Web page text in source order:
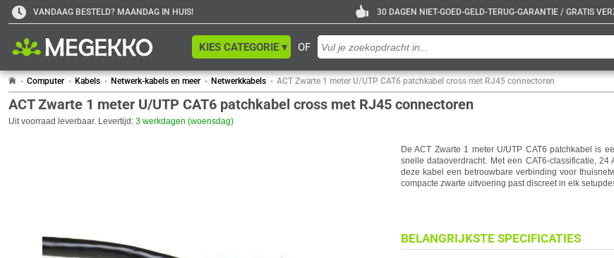
VANDAAG BESTELD? MAANDAG IN HUIS! 30 DAGEN NIET-GOED-GELD-TERUG-GARANTIE / GRATIS
OF
KIES CATEGORIE ▾
Computer Kabels Netwerk-kabels en meer Netwerkkabels ACT Zwarte 1 meter U/UTP CAT6 patchkabel cross met RJ45 connectoren
ACT Zwarte 1 meter U/UTP CAT6 patchkabel cross met RJ45 connectoren
Uit voorraad leverbaar. Levertijd: 3 werkdagen (woensdag)
De ACT Zwarte 1 meter U/UTP CAT6 patchkabel is
snelle dataoverdracht. Met een CAT6-classificatie,
deze kabel een betrouwbare verbinding voor
compacte zwarte uitvoering past discreet in elk
BELANGRIJKSTE SPECIFICATIES